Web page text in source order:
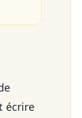
écrire